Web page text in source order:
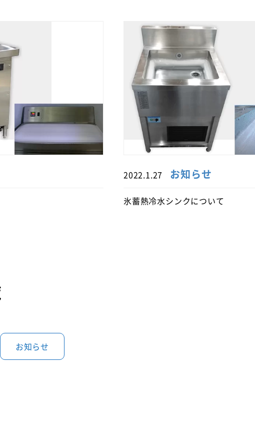
2022.1.27 お知らせ
氷蓄熱冷水シンクについて
お知らせ